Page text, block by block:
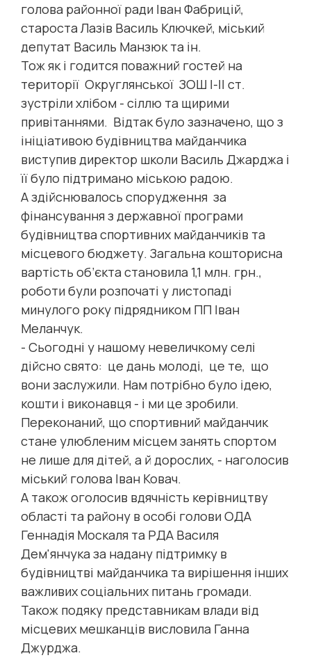
голова районної ради Іван Фабрицій,
староста Лазів Василь Ключкей, міський
депутат Василь Манзюк та ін.
Тож як і годится поважний гостей на
території Округлянської ЗОШ І-ІІ ст.
зустріли хлібом - сіллю та щирими
привітаннями. Відтак було зазначено, що з
ініціативою будівництва майданчика
виступив директор школи Василь Джарджа і
її було підтримано міською радою.
А здійснювалось спорудження за
фінансування з державної програми
будівництва спортивних майданчиків та
місцевого бюджету. Загальна кошторисна
вартість об’єкта становила 1,1 млн. грн.,
роботи були розпочаті у листопаді
минулого року підрядником ПП Іван
Меланчук.
- Сьогодні у нашому невеличкому селі
дійсно свято: це дань молоді, це те, що
вони заслужили. Нам потрібно було ідею,
кошти і виконавця - і ми це зробили.
Переконаний, що спортивний майданчик
стане улюбленим місцем занять спортом
не лише для дітей, а й дорослих, - наголосив
міський голова Іван Ковач.
А також оголосив вдячність керівництву
області та району в особі голови ОДА
Геннадія Москаля та РДА Василя
Дем'янчука за надану підтримку в
будівництві майданчика та вирішення інших
важливих соціальних питань громади.
Також подяку представникам влади від
місцевих мешканців висловила Ганна
Джурджа.